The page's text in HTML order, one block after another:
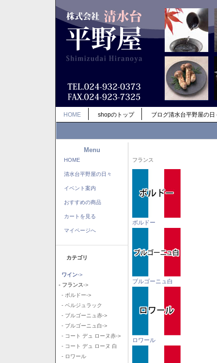
HOME shopのトップ ブログ清水台平野屋の日
Menu
HOME
清水台平野屋の日々
イベント案内
おすすめの商品
カートを見る
マイページへ
カテゴリ
ワイン->
- フランス->
- ボルドー->
- ベルジュラック
- ブルゴーニュ赤->
- ブルゴーニュ白->
- コート デュ ローヌ赤->
- コート デュ ローヌ 白
- ロワール
フランス
ボルドー
ブルゴーニュ白
ロワール